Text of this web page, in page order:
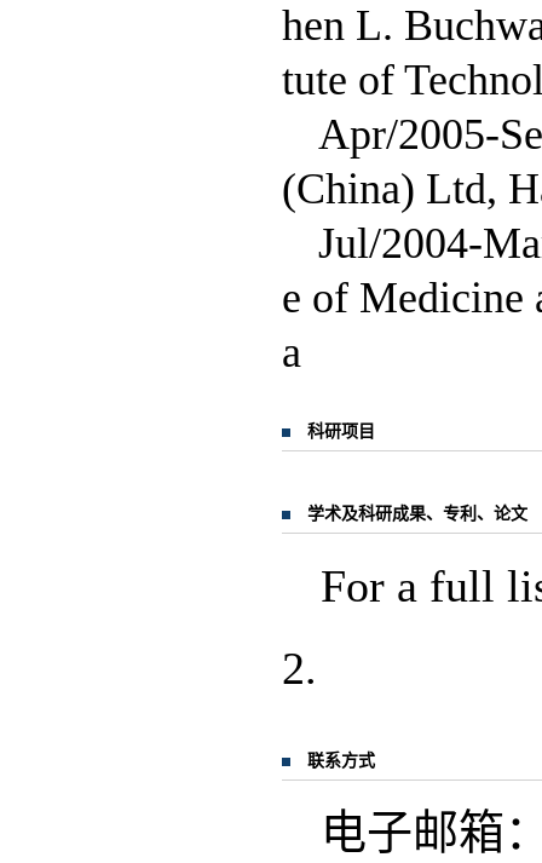
hen L.
tute of
Apr/2005-
(China) Ltd,
Jul/2004-
e of Medicine
a
科研项目
学术及科研成果、专利、论文
For a full
2.
联系方式
电子邮箱